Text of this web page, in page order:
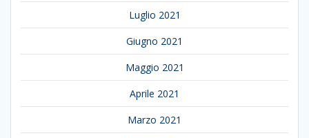
Luglio 2021
Giugno 2021
Maggio 2021
Aprile 2021
Marzo 2021